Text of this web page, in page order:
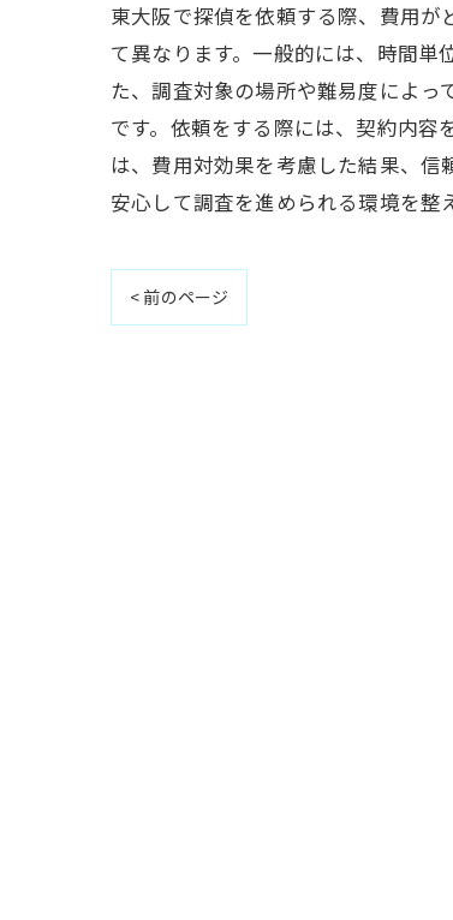
東大阪で探偵を依頼する際、費用
て異なります。一般的には、時間単
た、調査対象の場所や難易度によ
です。依頼をする際には、契約内
は、費用対効果を考慮した結果、信
安心して調査を進められる環境を整
< 前のページ